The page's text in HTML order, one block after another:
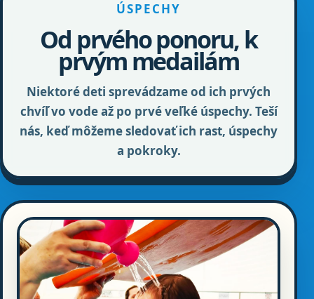
ÚSPECHY
Od prvého ponoru, k
prvým medailám
Niektoré deti sprevádzame od ich prvých
chvíľ vo vode až po prvé veľké úspechy. Teší
nás, keď môžeme sledovať ich rast, úspechy
a pokroky.